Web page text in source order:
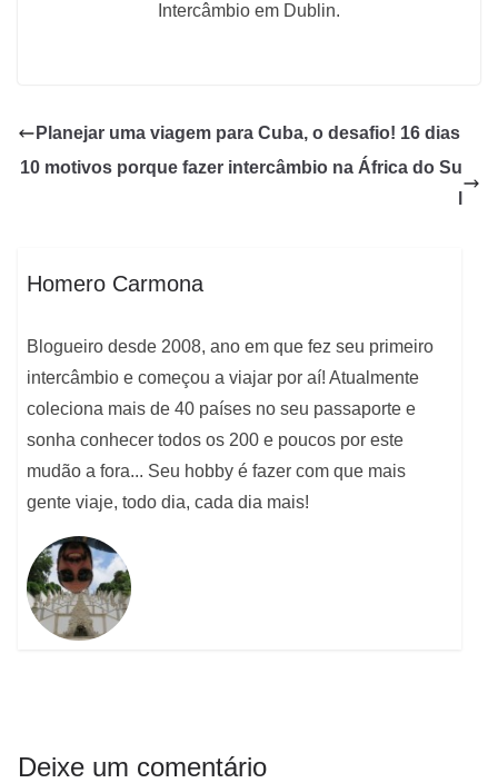
Intercâmbio em Dublin.
Planejar uma viagem para Cuba, o desafio! 16 dias
10 motivos porque fazer intercâmbio na África do Su
Homero Carmona
Blogueiro desde 2008, ano em que fez seu primeiro
intercâmbio e começou a viajar por aí! Atualmente
coleciona mais de 40 países no seu passaporte e
sonha conhecer todos os 200 e poucos por este
mudão a fora... Seu hobby é fazer com que mais
gente viaje, todo dia, cada dia mais!
Deixe um comentário